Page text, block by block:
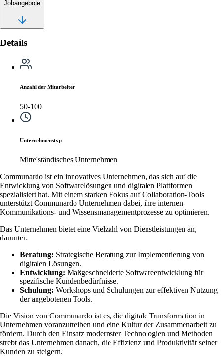
Jobangebote
Details
Anzahl der Mitarbeiter
50-100
Unternehmenstyp
Mittelständisches Unternehmen
Communardo ist ein innovatives Unternehmen, das sich auf die
Entwicklung von Softwarelösungen und digitalen Plattformen
spezialisiert hat. Mit einem starken Fokus auf Collaboration-Tools
unterstützt Communardo Unternehmen dabei, ihre internen
Kommunikations- und Wissensmanagementprozesse zu optimieren.
Das Unternehmen bietet eine Vielzahl von Dienstleistungen an,
darunter:
Beratung: Strategische Beratung zur Implementierung von
digitalen Lösungen.
Entwicklung: Maßgeschneiderte Softwareentwicklung für
spezifische Kundenbedürfnisse.
Schulung: Workshops und Schulungen zur effektiven Nutzung
der angebotenen Tools.
Die Vision von Communardo ist es, die digitale Transformation in
Unternehmen voranzutreiben und eine Kultur der Zusammenarbeit zu
fördern. Durch den Einsatz modernster Technologien und Methoden
strebt das Unternehmen danach, die Effizienz und Produktivität seiner
Kunden zu steigern.